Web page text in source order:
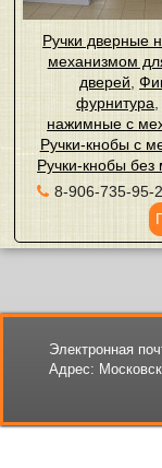
Ручки дверные
механизмом
дверей ,
фурнитура
нажимные с
Ручки-кнобы с
Ручки-кнобы без
8-906-735-95-
Электронная
Адрес: